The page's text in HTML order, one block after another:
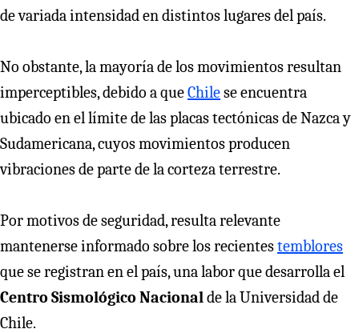
de variada intensidad en distintos lugares del país.
No obstante, la mayoría de los movimientos resultan
imperceptibles, debido a queChilese encuentra
ubicado en el límite de las placas tectónicas de Nazca y
Sudamericana, cuyos movimientos producen
vibraciones de parte de la corteza terrestre.
Por motivos de seguridad, resulta relevante
mantenerse informado sobre los recientestemblores
que se registran en el país, una labor que desarrolla el
Centro Sismológico Nacionalde la Universidad de
Chile.